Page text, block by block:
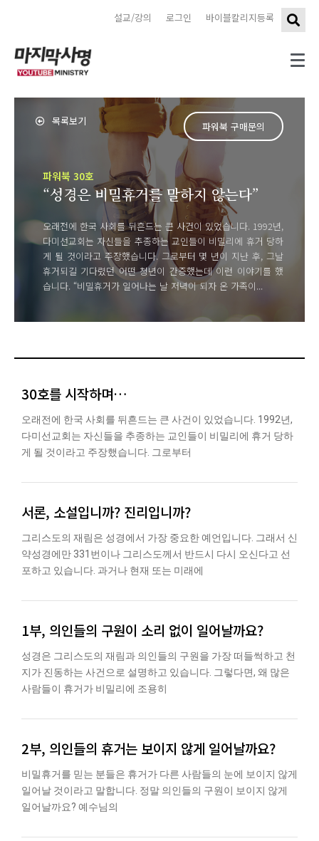
바이블칼리지등록
로그인
설교/강의
목록보기 파워북 구매문의
파워북 30호
“성경은 비밀휴거를 말하지 않는다”
오래전에 한국 사회를 뒤흔드는 큰 사건이 있었습니다. 1992년,
다미선교회는 자신들을 추종하는 교인들이 비밀리에 휴거 당하
게 될 것이라고 주장했습니다. 그로부터 몇 년이 지난 후, 그날
휴거되길 기다렸던 어떤 청년이 간증했는데 이런 이야기를 했
습니다. “비밀휴거가 일어나는 날 저녁이 되자 온 가족이...
30호를 시작하며…
오래전에 한국 사회를 뒤흔드는 큰 사건이 있었습니다. 1992년,
다미선교회는 자신들을 추종하는 교인들이 비밀리에 휴거 당하
게 될 것이라고 주장했습니다. 그로부터
서론, 소설입니까? 진리입니까?
그리스도의 재림은 성경에서 가장 중요한 예언입니다. 그래서 신
약성경에만 331번이나 그리스도께서 반드시 다시 오신다고 선
포하고 있습니다. 과거나 현재 또는 미래에
1부, 의인들의 구원이 소리 없이 일어날까요?
성경은 그리스도의 재림과 의인들의 구원을 가장 떠들썩하고 천
지가 진동하는 사건으로 설명하고 있습니다. 그렇다면, 왜 많은
사람들이 휴거가 비밀리에 조용히
2부, 의인들의 휴거는 보이지 않게 일어날까요?
비밀휴거를 믿는 분들은 휴거가 다른 사람들의 눈에 보이지 않게
일어날 것이라고 말합니다. 정말 의인들의 구원이 보이지 않게
일어날까요? 예수님의